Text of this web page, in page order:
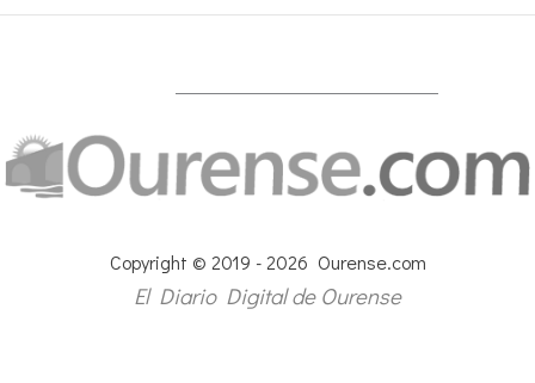
Copyright © 2019 - 2026 Ourense.com
El Diario Digital de Ourense